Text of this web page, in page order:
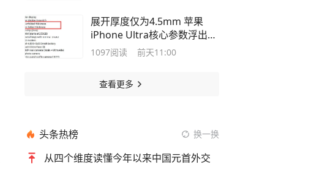
展开厚度仅为4.5mm 苹果
iPhone Ultra核心参数浮出水
面
1097阅读 前天11:00
查看更多
头条热榜 换一换
从四个维度读懂今年以来中国元首外交